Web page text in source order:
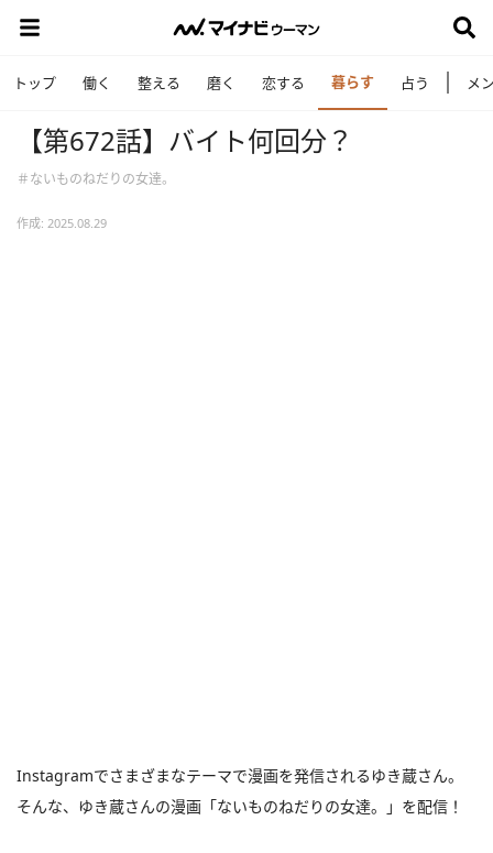
トップ 働く 整える 磨く 恋する 暮らす 占う メ
【第672話】バイト何回分？
＃ないものねだりの女達。
作成: 2025.08.29
Instagramでさまざまなテーマで漫画を発信されるゆき蔵さん。
そんな、ゆき蔵さんの漫画「ないものねだりの女達。」を配信！